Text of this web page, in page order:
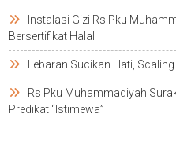
Instalasi Gizi Rs Pku
Bersertifikat Halal
Lebaran Sucikan Hati,
Rs Pku Muhammadiyah
Predikat “istimewa”